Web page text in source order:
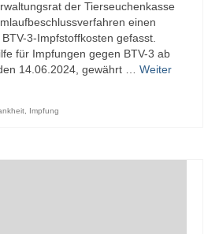
der Tierseuchenkasse
einen
3-Impfstoffkosten gefasst.
für Impfungen gegen BTV-3 ab
14.06.2024, gewährt … Weiter
Impfung